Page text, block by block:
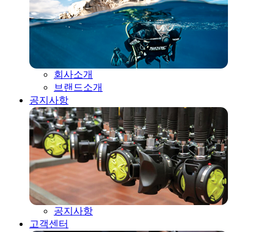
회사소개
브랜드소개
공지사항
공지사항
고객센터